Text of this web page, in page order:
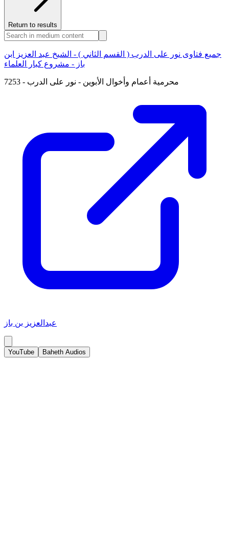
Return to results
جميع فتاوى نور على الدرب ( القسم الثاني ) - الشيخ عبد العزيز ابن
باز - مشروع كبار العلماء
7253 - محرمية أعمام وأخوال الأبوين - نور على الدرب
عبدالعزيز بن باز
YouTube Baheth Audios